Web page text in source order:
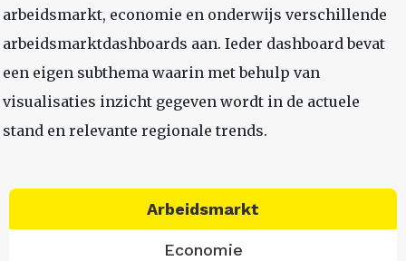
arbeidsmarkt, economie en onderwijs verschillende
arbeidsmarktdashboards aan. Ieder dashboard bevat
een eigen subthema waarin met behulp van
visualisaties inzicht gegeven wordt in de actuele
stand en relevante regionale trends.
Arbeidsmarkt
Economie